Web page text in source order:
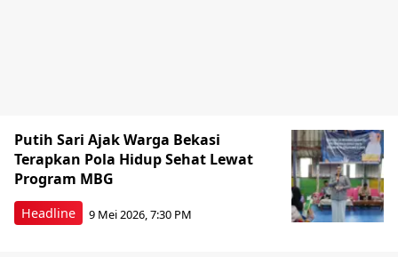
Headline
Putih Sari Ajak Warga Bekasi
Terapkan Pola Hidup Sehat Lewat
Program MBG
9 Mei 2026, 7:30 PM